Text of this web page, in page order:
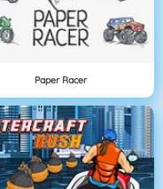
Paper Racer